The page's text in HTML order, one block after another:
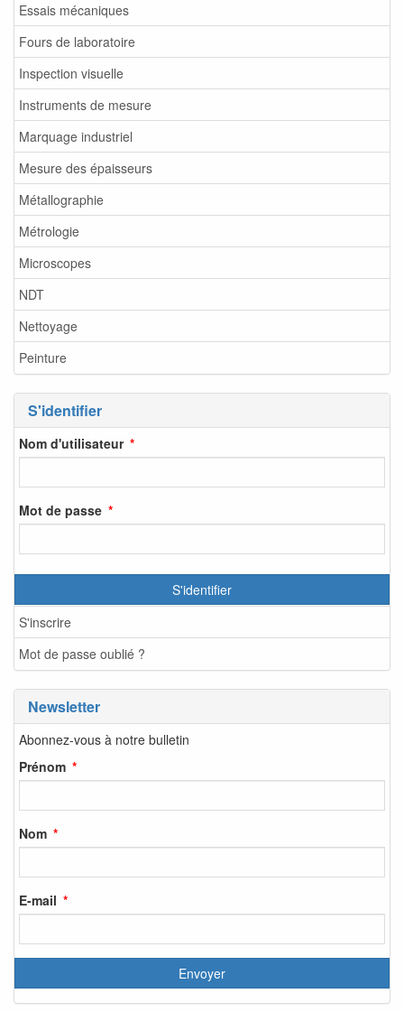
Essais mécaniques
Fours de laboratoire
Inspection visuelle
Instruments de mesure
Marquage industriel
Mesure des épaisseurs
Métallographie
Métrologie
Microscopes
NDT
Nettoyage
Peinture
S'identifier
Nom d'utilisateur
Mot de passe
S'identifier
S'inscrire
Mot de passe oublié ?
Newsletter
Abonnez-vous à notre bulletin
Prénom
Nom
E-mail